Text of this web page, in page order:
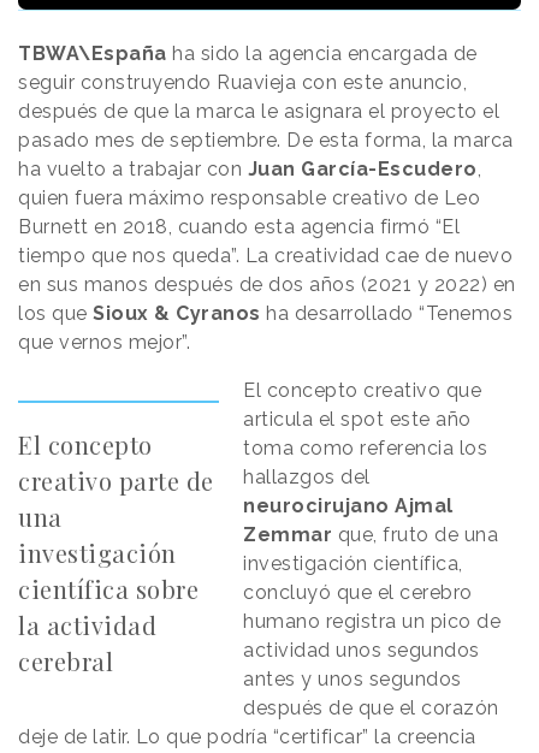
TBWA\España ha sido la agencia encargada de
seguir construyendo Ruavieja con este anuncio,
después de que la marca le asignara el proyecto el
pasado mes de septiembre. De esta forma, la marca
ha vuelto a trabajar con Juan García-Escudero,
quien fuera máximo responsable creativo de Leo
Burnett en 2018, cuando esta agencia firmó “El
tiempo que nos queda”. La creatividad cae de nuevo
en sus manos después de dos años (2021 y 2022) en
los que Sioux & Cyranos ha desarrollado “Tenemos
que vernos mejor”.
El concepto
creativo parte de
una
investigación
científica sobre
la actividad
cerebral
El concepto creativo que
articula el spot este año
toma como referencia los
hallazgos del
neurocirujano Ajmal
Zemmar que, fruto de una
investigación científica,
concluyó que el cerebro
humano registra un pico de
actividad unos segundos
antes y unos segundos
después de que el corazón
deje de latir. Lo que podría “certificar” la creencia